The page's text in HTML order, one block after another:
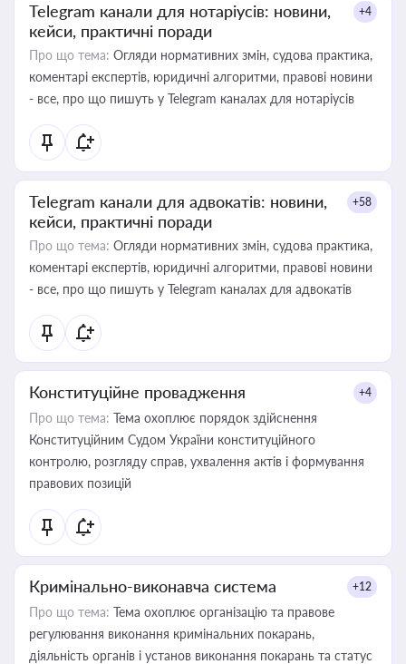
Telegram канали для нотаріусів: новини,
кейси, практичні поради
+4
Про що тема: Огляди нормативних змін, судова практика,
коментарі експертів, юридичні алгоритми, правові новини
- все, про що пишуть у Telegram каналах для нотаріусів
Telegram канали для адвокатів: новини,
кейси, практичні поради
+58
Про що тема: Огляди нормативних змін, судова практика,
коментарі експертів, юридичні алгоритми, правові новини
- все, про що пишуть у Telegram каналах для адвокатів
Конституційне провадження +4
Про що тема: Тема охоплює порядок здійснення
Конституційним Судом України конституційного
контролю, розгляду справ, ухвалення актів і формування
правових позицій
Кримінально-виконавча система +12
Про що тема: Тема охоплює організацію та правове
регулювання виконання кримінальних покарань,
діяльність органів і установ виконання покарань та статус